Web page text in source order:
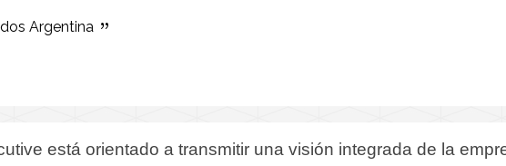
Argentina
está orientado a transmitir una visión integrada de la